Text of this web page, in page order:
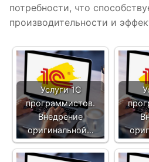
потребности, что
производительности и
Услуги 1С
программистов.
Внедрение
оригинальной…